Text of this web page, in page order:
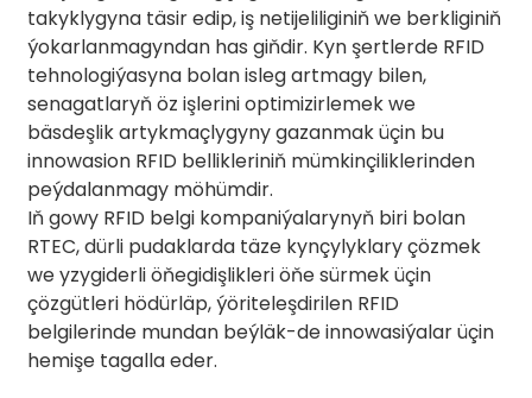
takyklygyna täsir edip, iş netijeliliginiň we berkliginiň
ýokarlanmagyndan has giňdir. Kyn şertlerde RFID
tehnologiýasyna bolan isleg artmagy bilen,
senagatlaryň öz işlerini optimizirlemek we
bäsdeşlik artykmaçlygyny gazanmak üçin bu
innowasion RFID bellikleriniň mümkinçiliklerinden
peýdalanmagy möhümdir.
Iň gowy RFID belgi kompaniýalarynyň biri bolan
RTEC, dürli pudaklarda täze kynçylyklary çözmek
we yzygiderli öňegidişlikleri öňe sürmek üçin
çözgütleri hödürläp, ýöriteleşdirilen RFID
belgilerinde mundan beýläk-de innowasiýalar üçin
hemişe tagalla eder.